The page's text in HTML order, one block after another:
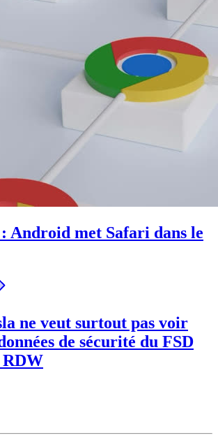
Android met Safari dans le
ne veut surtout pas voir
de sécurité du FSD
RDW